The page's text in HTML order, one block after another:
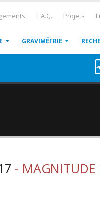
F.A.Q. Projets
GRAVIMÉTRIE
- MAGNITUDE